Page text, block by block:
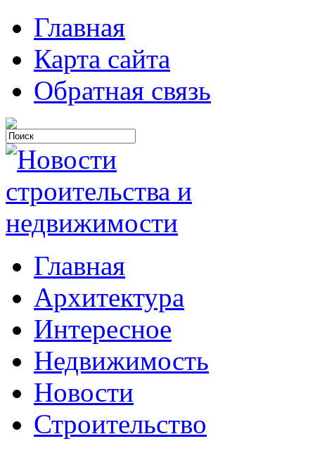
Главная
Карта сайта
Обратная связь
Главная
Архитектура
Интересное
Недвижимость
Новости
Строительство